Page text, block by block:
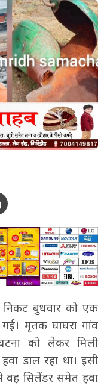
निकट बुधवार को एक
मृतक घाघरा गांव
को लेकर मिली
डाल रहा था। इसी
वह सिलेंडर समेत हवा